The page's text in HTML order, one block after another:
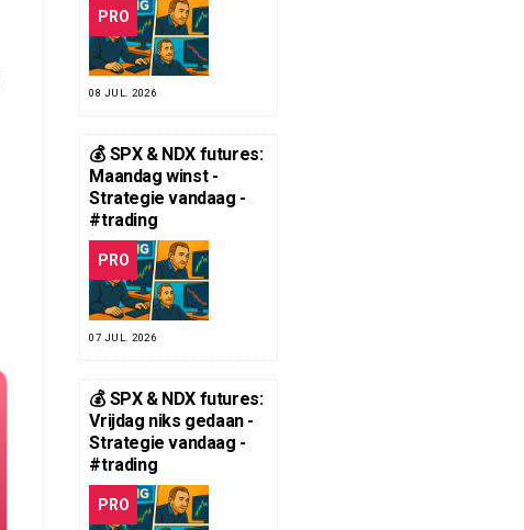
PRO
08 JUL. 2026
💰 SPX & NDX futures:
Maandag winst -
Strategie vandaag -
#trading
PRO
07 JUL. 2026
💰 SPX & NDX futures:
Vrijdag niks gedaan -
Strategie vandaag -
#trading
PRO